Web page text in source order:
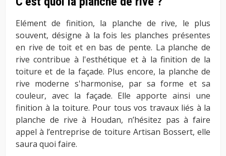
Elément de finition, la planche de rive, le plus
souvent, désigne à la fois les planches présentes
en rive de toit et en bas de pente. La planche de
rive contribue à l'esthétique et à la finition de la
toiture et de la façade. Plus encore, la planche de
rive moderne s'harmonise, par sa forme et sa
couleur, avec la façade. Elle apporte ainsi une
finition à la toiture. Pour tous vos travaux liés à la
planche de rive à Houdan, n’hésitez pas à faire
appel à l’entreprise de toiture Artisan Bossert, elle
saura quoi faire.